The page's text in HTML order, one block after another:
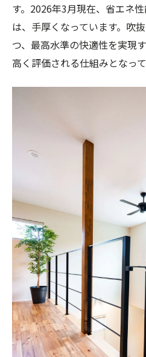
す。2026年3月現在、省エネ
は、手厚くなっています。吹
つ、最高水準の快適性を実現
高く評価される仕組みとなって